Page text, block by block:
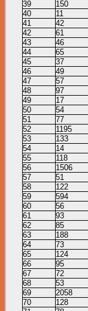
39
150
40
11
41
42
42
61
43
46
44
65
45
37
46
49
47
57
48
97
49
17
50
54
51
77
52
1195
53
133
54
14
55
118
56
1506
57
51
58
122
59
594
60
56
61
93
62
85
63
188
64
73
65
124
66
95
67
72
68
53
69
2058
70
128